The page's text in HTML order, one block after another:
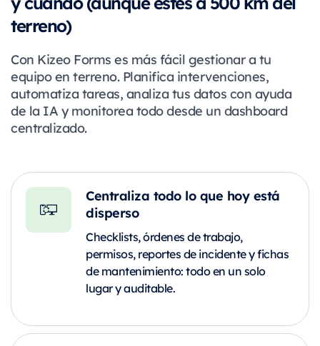
terreno)
Con Kizeo Forms es más fácil gestionar a tu
equipo en terreno. Planifica intervenciones,
automatiza tareas, analiza tus datos con ayuda
de la IA y monitorea todo desde un dashboard
centralizado.
Centraliza todo lo que hoy está
disperso
Checklists, órdenes de trabajo,
permisos, reportes de incidente y fichas
de mantenimiento: todo en un solo
lugar y auditable.